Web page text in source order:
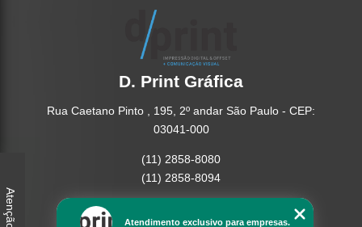
D. Print Gráfica
Rua Caetano Pinto , 195, 2º andar São Paulo - CEP:
03041-000
(11) 2858-8080
(11) 2858-8094
Atendimento exclusivo para empresas.
Atenção